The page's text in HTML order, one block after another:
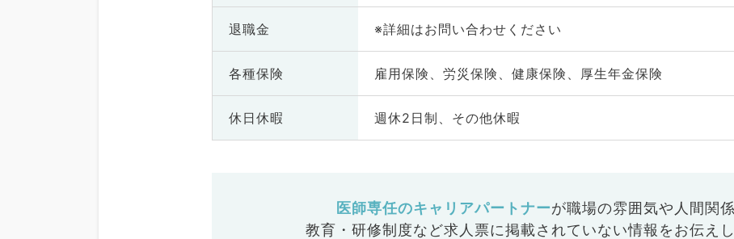
退職金 ※詳細はお問い合わせください
各種保険 雇用保険、労災保険、健康保険、厚生年金保険
休日休暇 週休2日制、その他休暇
医師専任のキャリアパートナーが職場の雰囲気や人間関係
教育・研修制度など求人票に掲載されていない情報をお伝えし